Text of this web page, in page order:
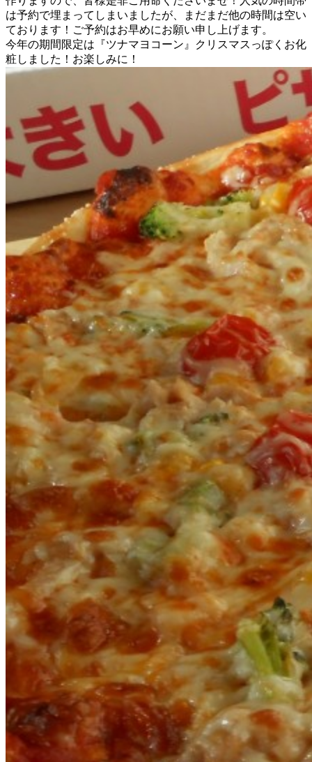
は予約で埋まってしまいましたが、まだまだ他の時間は空い
ております！ご予約はお早めにお願い申し上げます。
今年の期間限定は『ツナマヨコーン』クリスマスっぽくお化
粧しました！お楽しみに！